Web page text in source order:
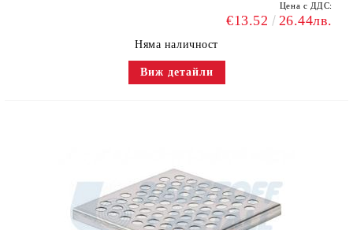
Цена с ДДС:
€13.52 26.44лв.
Няма наличност
Виж детайли